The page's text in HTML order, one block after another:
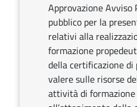
Approvazione Avviso
pubblico per la
relativi alla
formazione
della certificazione
valere sulle risorse
attività di